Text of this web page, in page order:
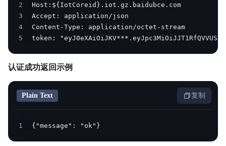
2
3
4
5
token:
认证成功返回示例
Plain Text 复制
1 {"message": "ok"}